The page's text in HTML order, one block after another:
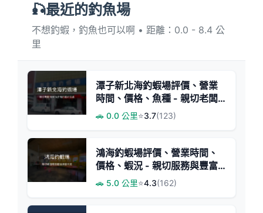
🎣最近的釣魚場
不想釣蝦，釣魚也可以啊 • 距離：0.0 - 8.4 公
里
潭子新北海釣蝦場評價、營業
時間、價格、魚種 - 親切老闆
與悠閒釣蝦體驗
🚗 0.0 公里⭐3.7(123)
鴻海釣蝦場評價、營業時間、
價格、蝦況 - 親切服務與豐富
蝦量
🚗 5.0 公里⭐4.3(162)